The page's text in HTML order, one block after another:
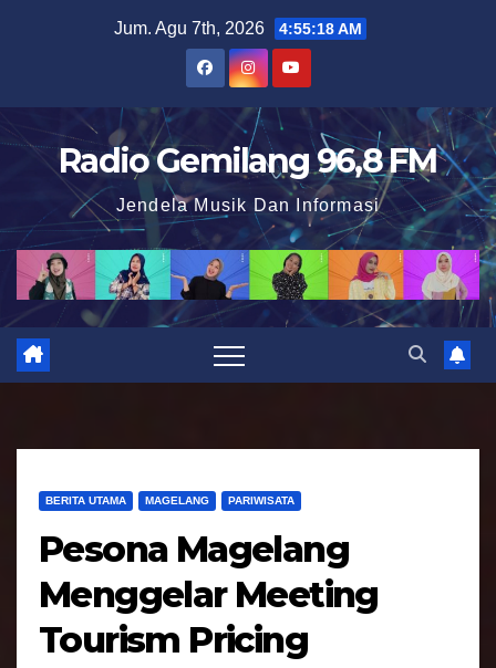
t
o
n
Jum. Agu 7th, 2026 4:55:19 AM
Radio Gemilang 96,8 FM
Jendela Musik Dan Informasi
BERITA UTAMA MAGELANG PARIWISATA
Pesona Magelang
Menggelar Meeting
Tourism Pricing